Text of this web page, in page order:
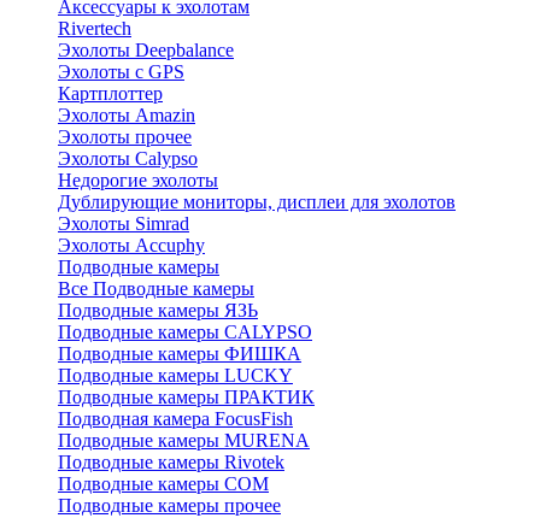
Аксессуары к эхолотам
Rivertech
Эхолоты Deepbalance
Эхолоты с GPS
Картплоттер
Эхолоты Amazin
Эхолоты прочее
Эхолоты Calypso
Недорогие эхолоты
Дублирующие мониторы, дисплеи для эхолотов
Эхолоты Simrad
Эхолоты Accuphy
Подводные камеры
Все Подводные камеры
Подводные камеры ЯЗЬ
Подводные камеры CALYPSO
Подводные камеры ФИШКА
Подводные камеры LUCKY
Подводные камеры ПРАКТИК
Подводная камера FocusFish
Подводные камеры MURENA
Подводные камеры Rivotek
Подводные камеры СОМ
Подводные камеры прочее